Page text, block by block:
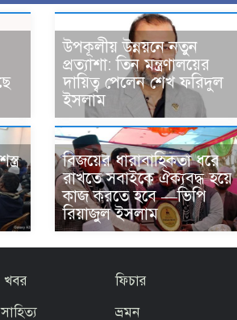
উপকূলীয় উন্নয়নে নতুন
প্রত্যাশা: তিন মন্ত্রণালয়ের
দায়িত্ব পেলেন শেখ ফরিদুল
ইসলাম
বিজয়ের ধারাবাহিকতা ধরে
রাখতে সবাইকে ঐক্যবদ্ধ হয়ে
কাজ করতে হবে —ভিপি
রিয়াজুল ইসলাম
খবর
ফিচার
ভ্রমন